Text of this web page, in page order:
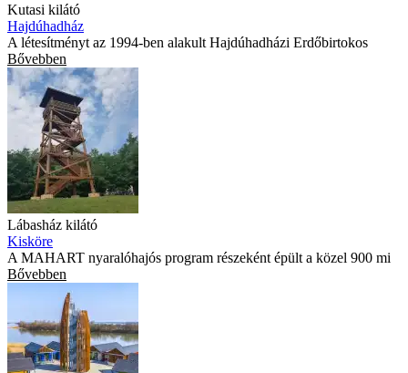
Kutasi kilátó
Hajdúhadház
A létesítményt az 1994-ben alakult Hajdúhadházi Erdőbirtokos
Bővebben
Lábasház kilátó
Kisköre
A MAHART nyaralóhajós program részeként épült a közel 900 mi
Bővebben